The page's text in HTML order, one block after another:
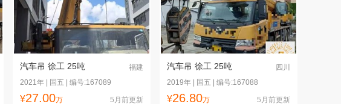
汽车吊 徐工 25吨
福建
2021年 | 国五 | 编号:167089
¥27.00万 5月前更新
汽车吊 徐工 25吨
四川
2019年 | 国五 | 编号:167088
¥26.80万 5月前更新